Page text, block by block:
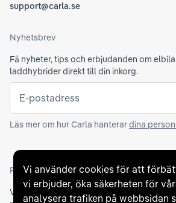
Vi använder cookies för att
vi erbjuder, öka säkerheten för
analysera trafiken på webbsidan
support@carla.se
Nyhetsbrev
Få nyheter, tips och erbjudanden om
laddhybrider direkt till din inkorg.
E-postadress
Läs mer om hur Carla hanterardina
Partners och betallösningar
Vi samarbetar med
flertalet banker
för att